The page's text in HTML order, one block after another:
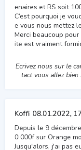
enaires et RS soit
C’est pourquoi je
e vous nous mettez
Merci beaucoup
ite est vraiment
Ecrivez nous sur le
tact vous allez
Koffi 08.01.2022,
Depuis le 9
0 000f sur Orange
Jusqu'alors, j'ai pas